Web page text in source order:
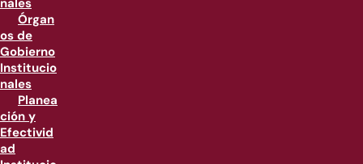
nales
Órgan
os de
Gobierno
Institucio
nales
Planea
ción y
Efectivid
ad